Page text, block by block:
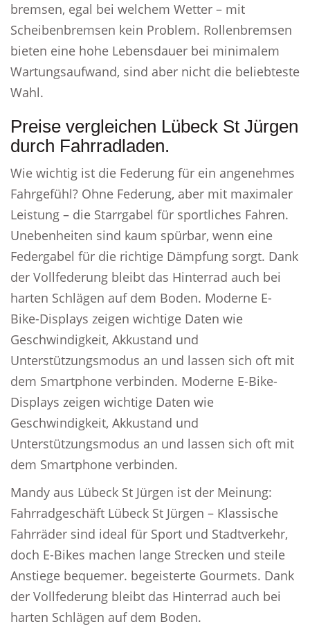
bremsen, egal bei welchem Wetter – mit
Scheibenbremsen kein Problem. Rollenbremsen
bieten eine hohe Lebensdauer bei minimalem
Wartungsaufwand, sind aber nicht die beliebteste
Wahl.
Preise vergleichen Lübeck St Jürgen
durch Fahrradladen.
Wie wichtig ist die Federung für ein angenehmes
Fahrgefühl? Ohne Federung, aber mit maximaler
Leistung – die Starrgabel für sportliches Fahren.
Unebenheiten sind kaum spürbar, wenn eine
Federgabel für die richtige Dämpfung sorgt. Dank
der Vollfederung bleibt das Hinterrad auch bei
harten Schlägen auf dem Boden. Moderne E-
Bike-Displays zeigen wichtige Daten wie
Geschwindigkeit, Akkustand und
Unterstützungsmodus an und lassen sich oft mit
dem Smartphone verbinden. Moderne E-Bike-
Displays zeigen wichtige Daten wie
Geschwindigkeit, Akkustand und
Unterstützungsmodus an und lassen sich oft mit
dem Smartphone verbinden.
Mandy aus Lübeck St Jürgen ist der Meinung:
Fahrradgeschäft Lübeck St Jürgen – Klassische
Fahrräder sind ideal für Sport und Stadtverkehr,
doch E-Bikes machen lange Strecken und steile
Anstiege bequemer. begeisterte Gourmets. Dank
der Vollfederung bleibt das Hinterrad auch bei
harten Schlägen auf dem Boden.